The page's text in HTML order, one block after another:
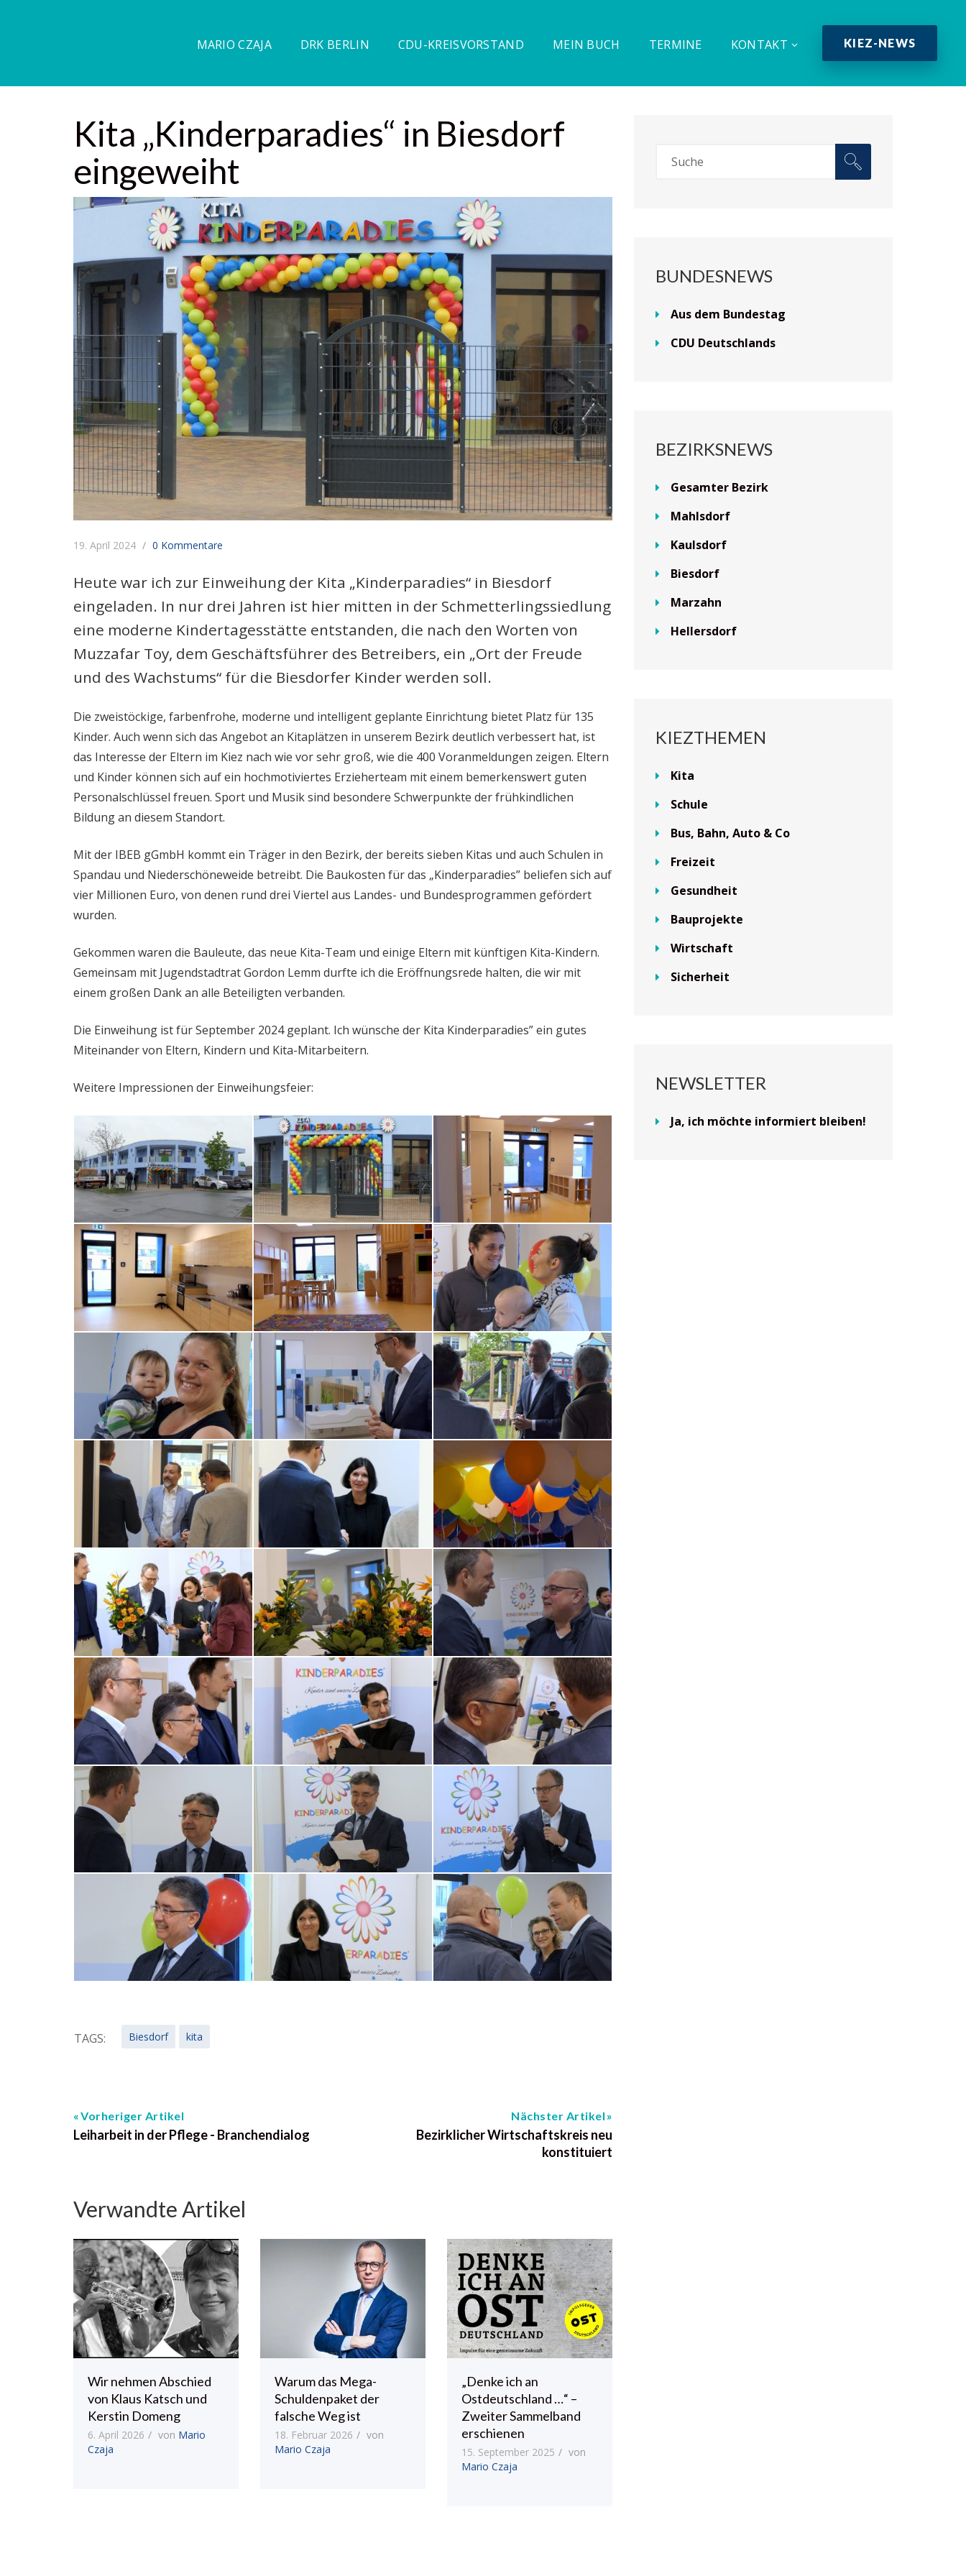
MARIO CZAJA DRK BERLIN CDU-KREISVORSTAND MEIN BUCH TERMINE KONTAKT KIEZ-NEWS
Kita „Kinderparadies“ in Biesdorf
eingeweiht
19. April 2024 0 Kommentare
Heute war ich zur Einweihung der Kita „Kinderparadies“ in Biesdorf
eingeladen. In nur drei Jahren ist hier mitten in der Schmetterlingssiedlung
eine moderne Kindertagesstätte entstanden, die nach den Worten von
Muzzafar Toy, dem Geschäftsführer des Betreibers, ein „Ort der Freude
und des Wachstums“ für die Biesdorfer Kinder werden soll.
Die zweistöckige, farbenfrohe, moderne und intelligent geplante Einrichtung bietet Platz für 135
Kinder. Auch wenn sich das Angebot an Kitaplätzen in unserem Bezirk deutlich verbessert hat, ist
das Interesse der Eltern im Kiez nach wie vor sehr groß, wie die 400 Voranmeldungen zeigen. Eltern
und Kinder können sich auf ein hochmotiviertes Erzieherteam mit einem bemerkenswert guten
Personalschlüssel freuen. Sport und Musik sind besondere Schwerpunkte der frühkindlichen
Bildung an diesem Standort.
Mit der IBEB gGmbH kommt ein Träger in den Bezirk, der bereits sieben Kitas und auch Schulen in
Spandau und Niederschöneweide betreibt. Die Baukosten für das „Kinderparadies” beliefen sich auf
vier Millionen Euro, von denen rund drei Viertel aus Landes- und Bundesprogrammen gefördert
wurden.
Gekommen waren die Bauleute, das neue Kita-Team und einige Eltern mit künftigen Kita-Kindern.
Gemeinsam mit Jugendstadtrat Gordon Lemm durfte ich die Eröffnungsrede halten, die wir mit
einem großen Dank an alle Beteiligten verbanden.
Die Einweihung ist für September 2024 geplant. Ich wünsche der Kita Kinderparadies” ein gutes
Miteinander von Eltern, Kindern und Kita-Mitarbeitern.
Weitere Impressionen der Einweihungsfeier:
TAGS: Biesdorf kita
Vorheriger Artikel
Leiharbeit in der Pflege - Branchendialog
Nächster Artikel
Bezirklicher Wirtschaftskreis neu
konstituiert
Verwandte Artikel
Wir nehmen Abschied
von Klaus Katsch und
Kerstin Domeng
6. April 2026 von Mario
Czaja
Warum das Mega-
Schuldenpaket der
falsche Weg ist
18. Februar 2026
von
Mario Czaja
„Denke ich an
Ostdeutschland …“ –
Zweiter Sammelband
erschienen
15. September 2025
von
Mario Czaja
BUNDESNEWS
Aus dem Bundestag
CDU Deutschlands
BEZIRKSNEWS
Gesamter Bezirk
Mahlsdorf
Kaulsdorf
Biesdorf
Marzahn
Hellersdorf
KIEZTHEMEN
Kita
Schule
Bus, Bahn, Auto & Co
Freizeit
Gesundheit
Bauprojekte
Wirtschaft
Sicherheit
NEWSLETTER
Ja, ich möchte informiert bleiben!